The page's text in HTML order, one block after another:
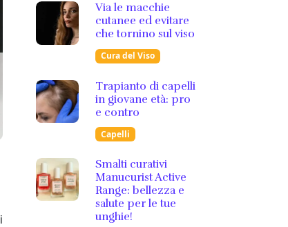
Via le macchie
cutanee ed evitare
che tornino sul viso
Cura del Viso
Trapianto di capelli
in giovane età: pro
e contro
Capelli
Smalti curativi
Manucurist Active
Range: bellezza e
salute per le tue
unghie!